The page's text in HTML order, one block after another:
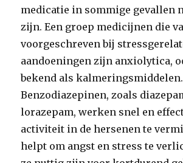
medicatie in sommige gevallen
zijn. Een groep medicijnen die
voorgeschreven bij
aandoeningen zijn anxiolytica,
bekend als kalmeringsmiddelen.
Benzodiazepinen, zoals
lorazepam, werken snel en
activiteit in de hersenen te
helpt om angst en stress te